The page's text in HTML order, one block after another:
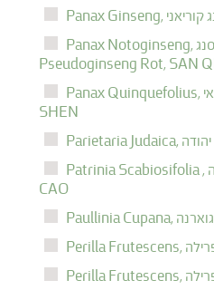
Panax Ginseng,
Panax Notoginseng,
Pseudoginseng Rot, SAN
Panax Quinquefolius,
SHEN
Parietaria Judaica,
Patrinia Scabiosifolia ,
CAO
Paullinia Cupana,
Perilla Frutescens,
Perilla Frutescens,